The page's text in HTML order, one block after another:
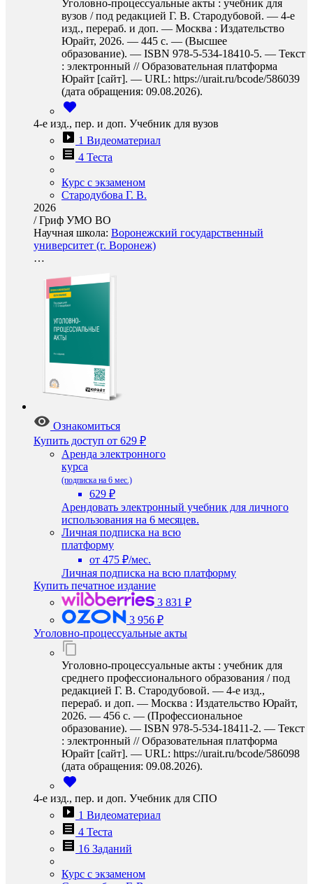
Уголовно-процессуальные акты : учебник для
вузов / под редакцией Г. В. Стародубовой. — 4-е
изд., перераб. и доп. — Москва : Издательство
Юрайт, 2026. — 445 с. — (Высшее
образование). — ISBN 978-5-534-18410-5. — Текст
: электронный // Образовательная платформа
Юрайт [сайт]. — URL: https://urait.ru/bcode/586039
(дата обращения: 09.08.2026).
4-е изд., пер. и доп. Учебник для вузов
1 Видеоматериал
4 Теста
Курс с экзаменом
Стародубова Г. В.
2026
/Гриф УМО ВО
Научная школа: Воронежский государственный
университет (г. Воронеж)
…
Ознакомиться
Купить доступ от 629 ₽
Аренда электронного
курса
(подписка на 6 мес.)
629 ₽
Арендовать электронный учебник для личного
использования на 6 месяцев.
Личная подписка на всю
платформу
от 475 ₽/мес.
Личная подписка на всю платформу
Купить печатное издание
3 831 ₽
3 956 ₽
Уголовно-процессуальные акты
Уголовно-процессуальные акты : учебник для
среднего профессионального образования / под
редакцией Г. В. Стародубовой. — 4-е изд.,
перераб. и доп. — Москва : Издательство Юрайт,
2026. — 456 с. — (Профессиональное
образование). — ISBN 978-5-534-18411-2. — Текст
: электронный // Образовательная платформа
Юрайт [сайт]. — URL: https://urait.ru/bcode/586098
(дата обращения: 09.08.2026).
4-е изд., пер. и доп. Учебник для СПО
1 Видеоматериал
4 Теста
16 Заданий
Курс с экзаменом